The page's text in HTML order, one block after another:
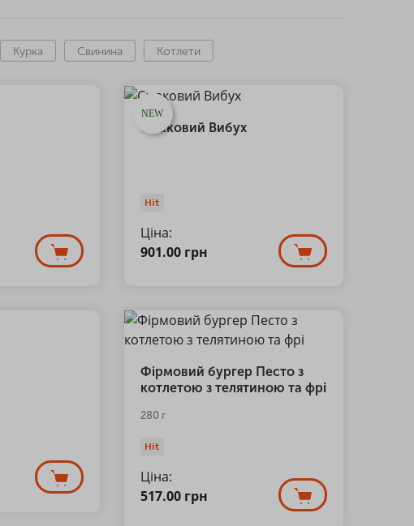
Курка Свинина Котлети
NEW
Смаковий Вибух
Hit
Ціна:
901.00 грн
Фірмовий бургер Песто з
котлетою з телятиною та фрі
280 г
Hit
Ціна:
517.00 грн